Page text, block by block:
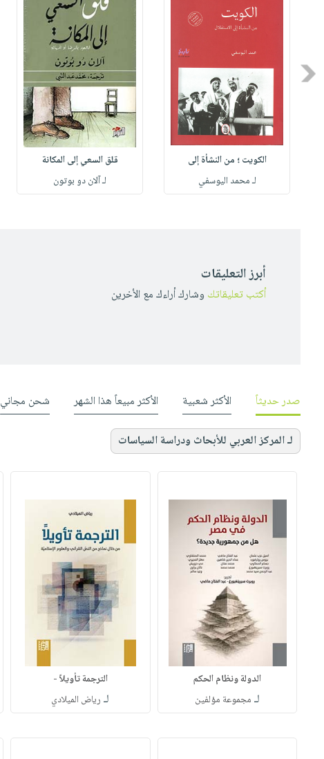
Previous
الكويت ؛ من النشأة إلى
لـ محمد اليوسفي
قلق السعي إلى المكانة
لـ آلان دو بوتون
أبرز التعليقات
أكتب تعليقاتك وشارك أراءك مع الأخرين
صدر حديثاً الأكثر شعبية الأكثر مبيعاً هذا الشهر شحن مجاني
لـ المركز العربي للأبحاث ودراسة السياسات
الدولة ونظام الحكم
لـ مجموعة مؤلفين
الترجمة تأويلاً -
لـ رياض الميلادي